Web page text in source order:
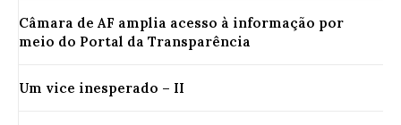
Câmara de AF amplia acesso à informação por
meio do Portal da Transparência
Um vice inesperado – II